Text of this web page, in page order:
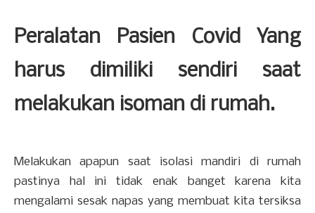
Peralatan Pasien Covid Yang
harus dimiliki sendiri saat
melakukan isoman di rumah.
Melakukan apapun saat isolasi mandiri di rumah
pastinya hal ini tidak enak banget karena kita
mengalami sesak napas yang membuat kita tersiksa